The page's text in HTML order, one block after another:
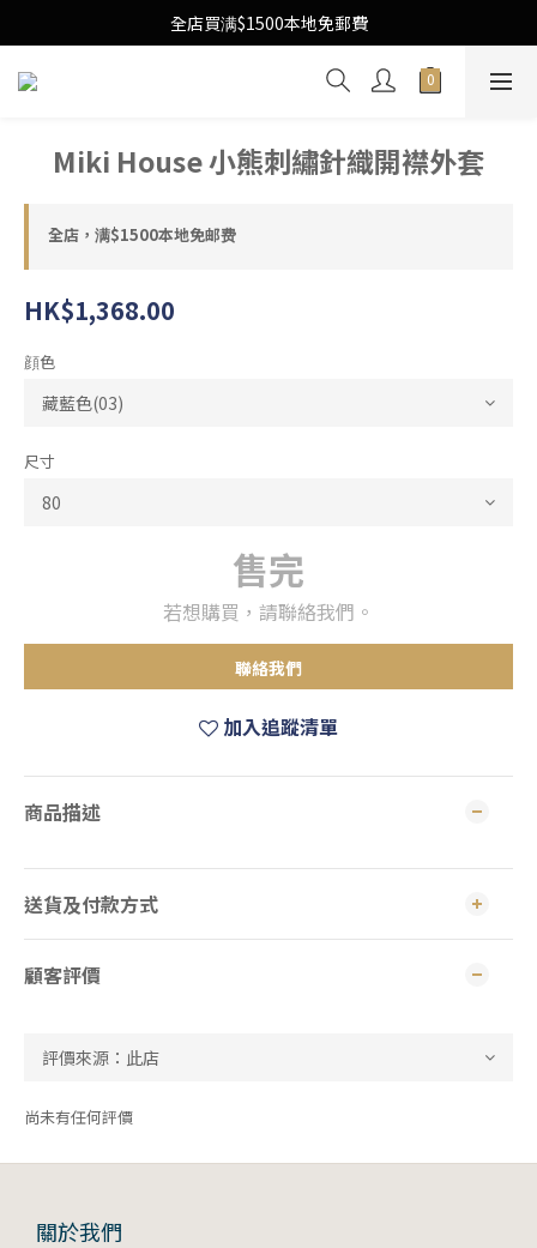
Free Local Shipping Upon $1500 purchase
全店買满$1500本地免郵費
Free Local Shipping Upon $1500 purchase
Miki House 小熊刺繡針織開襟外套
全店，满$1500本地免邮费
HK$1,368.00
顔色
尺寸
售完
若想購買，請聯絡我們。
聯絡我們
加入追蹤清單
商品描述
送貨及付款方式
顧客評價
尚未有任何評價
關於我們